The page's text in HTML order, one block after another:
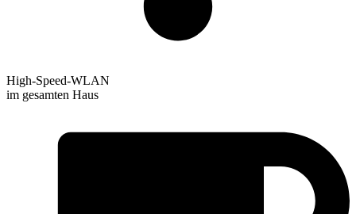
High-Speed-WLAN
im gesamten Haus